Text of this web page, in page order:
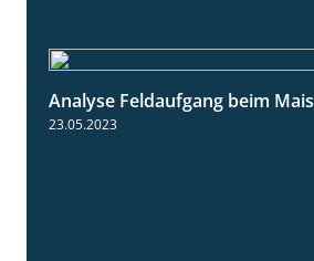
Analyse Feldaufgang beim Mais
23.05.2023